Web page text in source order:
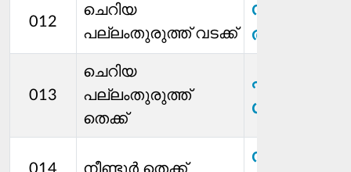
012
ചെറിയ
പല്ലംതുരുത്ത് വടക്ക്
സനീഷ്
താമരപ്പിള്ളി
013
ചെറിയ
പല്ലംതുരുത്ത്
തെക്ക്
ഷീല
ശ്രീവത്സൻ
014 നീണ്ടൂര്‍ തെക്ക്
സിംല